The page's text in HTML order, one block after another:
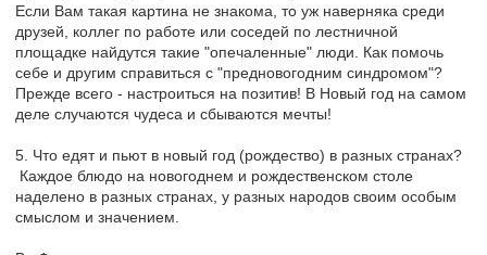
Если Вам такая картина не знакома, то уж наверняка среди
друзей, коллег по работе или соседей по лестничной
площадке найдутся такие "опечаленные" люди. Как помочь
себе и другим справиться с "предновогодним синдромом"?
Прежде всего - настроиться на позитив! В Новый год на самом
деле случаются чудеса и сбываются мечты!
5. Что едят и пьют в новый год (рождество) в разных странах?
Каждое блюдо на новогоднем и рождественском столе
наделено в разных странах, у разных народов своим особым
смыслом и значением.